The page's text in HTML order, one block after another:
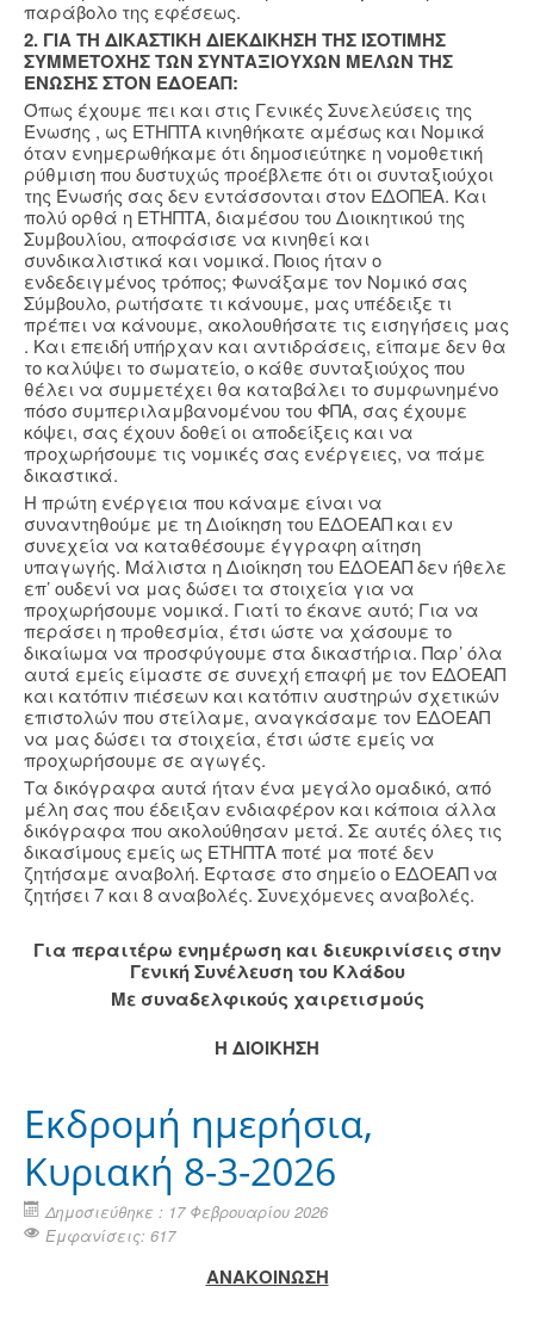
παράβολο της εφέσεως.
2. ΓΙΑ ΤΗ ΔΙΚΑΣΤΙΚΗ ΔΙΕΚΔΙΚΗΣΗ ΤΗΣ ΙΣΟΤΙΜΗΣ
ΣΥΜΜΕΤΟΧΗΣ ΤΩΝ ΣΥΝΤΑΞΙΟΥΧΩΝ ΜΕΛΩΝ ΤΗΣ
ΕΝΩΣΗΣ ΣΤΟΝ ΕΔΟΕΑΠ:
Όπως έχουμε πει και στις Γενικές Συνελεύσεις της
Ένωσης , ως ΕΤΗΠΤΑ κινηθήκατε αμέσως και Νομικά
όταν ενημερωθήκαμε ότι δημοσιεύτηκε η νομοθετική
ρύθμιση που δυστυχώς προέβλεπε ότι οι συνταξιούχοι
της Ένωσής σας δεν εντάσσονται στον ΕΔΟΠΕΑ. Και
πολύ ορθά η ΕΤΗΠΤΑ, διαμέσου του Διοικητικού της
Συμβουλίου, αποφάσισε να κινηθεί και
συνδικαλιστικά και νομικά. Ποιος ήταν ο
ενδεδειγμένος τρόπος; Φωνάξαμε τον Νομικό σας
Σύμβουλο, ρωτήσατε τι κάνουμε, μας υπέδειξε τι
πρέπει να κάνουμε, ακολουθήσατε τις εισηγήσεις μας
. Και επειδή υπήρχαν και αντιδράσεις, είπαμε δεν θα
το καλύψει το σωματείο, ο κάθε συνταξιούχος που
θέλει να συμμετέχει θα καταβάλει το συμφωνημένο
πόσο συμπεριλαμβανομένου του ΦΠΑ, σας έχουμε
κόψει, σας έχουν δοθεί οι αποδείξεις και να
προχωρήσουμε τις νομικές σας ενέργειες, να πάμε
δικαστικά.
Η πρώτη ενέργεια που κάναμε είναι να
συναντηθούμε με τη Διοίκηση του ΕΔΟΕΑΠ και εν
συνεχεία να καταθέσουμε έγγραφη αίτηση
υπαγωγής. Μάλιστα η Διοίκηση του ΕΔΟΕΑΠ δεν ήθελε
επ’ ουδενί να μας δώσει τα στοιχεία για να
προχωρήσουμε νομικά. Γιατί το έκανε αυτό; Για να
περάσει η προθεσμία, έτσι ώστε να χάσουμε το
δικαίωμα να προσφύγουμε στα δικαστήρια. Παρ’ όλα
αυτά εμείς είμαστε σε συνεχή επαφή με τον ΕΔΟΕΑΠ
και κατόπιν πιέσεων και κατόπιν αυστηρών σχετικών
επιστολών που στείλαμε, αναγκάσαμε τον ΕΔΟΕΑΠ
να μας δώσει τα στοιχεία, έτσι ώστε εμείς να
προχωρήσουμε σε αγωγές.
Τα δικόγραφα αυτά ήταν ένα μεγάλο ομαδικό, από
μέλη σας που έδειξαν ενδιαφέρον και κάποια άλλα
δικόγραφα που ακολούθησαν μετά. Σε αυτές όλες τις
δικασίμους εμείς ως ΕΤΗΠΤΑ ποτέ μα ποτέ δεν
ζητήσαμε αναβολή. Έφτασε στο σημείο ο ΕΔΟΕΑΠ να
ζητήσει 7 και 8 αναβολές. Συνεχόμενες αναβολές.
Για περαιτέρω ενημέρωση και διευκρινίσεις στην
Γενική Συνέλευση του Κλάδου
Με συναδελφικούς χαιρετισμούς
Η ΔΙΟΙΚΗΣΗ
Εκδρομή ημερήσια,
Κυριακή 8-3-2026
Δημοσιεύθηκε : 17 Φεβρουαρίου 2026
Εμφανίσεις: 617
ΑΝΑΚΟΙΝΩΣΗ